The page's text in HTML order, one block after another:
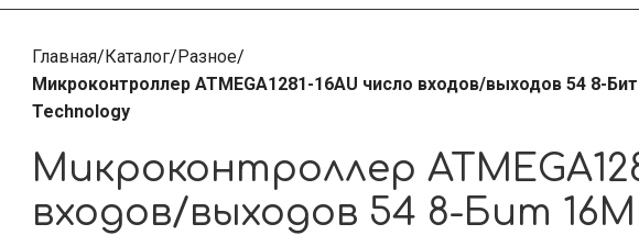
Главная Каталог Разное
Микроконтроллер ATMEGA1281-16AU число входов/выходов 54 8-
Technology
Микроконтроллер
входов/выходов 54 8-Бит